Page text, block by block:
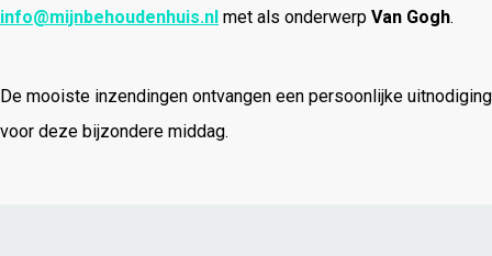
info@mijnbehoudenhuis.nl met als onderwerp Van Gogh.
De mooiste inzendingen ontvangen een persoonlijke uitnodiging
voor deze bijzondere middag.